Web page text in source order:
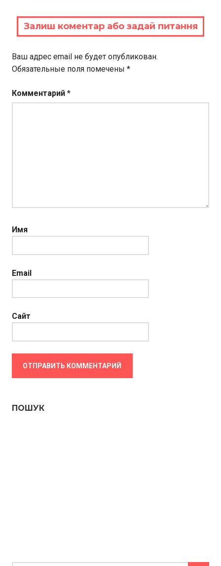
Залиш коментар або задай питання
Ваш адрес email не будет опубликован.
Обязательные поля помечены *
Комментарий *
Имя
Email
Сайт
ПОШУК